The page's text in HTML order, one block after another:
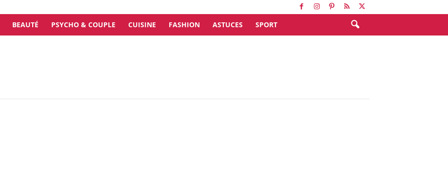
BEAUTÉ PSYCHO & COUPLE CUISINE FASHION ASTUCES SPORT